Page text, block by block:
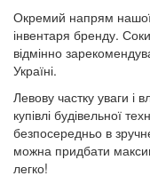
Окремий напрям нашої
інвентаря бренду.
відмінно
Україні.
Левову частку уваги і
купівлі будівельної
безпосередньо в
можна придбати
легко!